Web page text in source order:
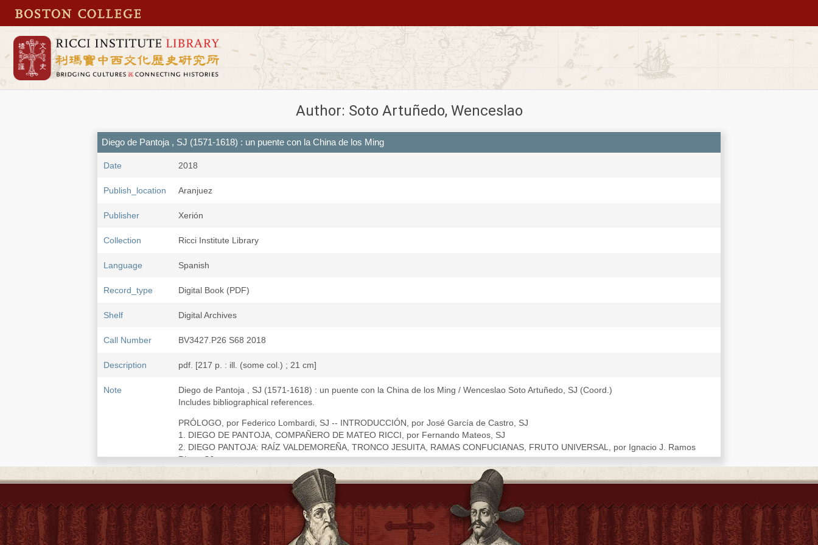
Author: Soto Artuñedo, Wenceslao
Diego de Pantoja , SJ (1571-1618) : un puente con la China de los Ming
Date 2018
Publish_location Aranjuez
Publisher Xerión
Collection Ricci Institute Library
Language Spanish
Record_type Digital Book (PDF)
Shelf Digital Archives
Call Number BV3427.P26 S68 2018
Description pdf. [217 p. : ill. (some col.) ; 21 cm]
Note
Diego de Pantoja , SJ (1571-1618) : un puente con la China de los Ming / Wenceslao Soto Artuñedo, SJ (Coord.)
Includes bibliographical references.
PRÓLOGO, por Federico Lombardi, SJ -- INTRODUCCIÓN, por José García de Castro, SJ
1. DIEGO DE PANTOJA, COMPAÑERO DE MATEO RICCI, por Fernando Mateos, SJ
2. DIEGO PANTOJA: RAÍZ VALDEMOREÑA, TRONCO JESUITA, RAMAS CONFUCIANAS, FRUTO UNIVERSAL, por Ignacio J. Ramos
Riera, SJ
3. EL P. DIEGO DE PANTOJA EN LA CHRONO-HISTORIA DE BARTOLOMÉ ALCÁZAR, por Wenceslao Soto Artuñedo, SJ: Chono-historia
de la Provincia de Toledo de la Compañía e Jesús, por elR.P. Alcázar de la misma Compañía. 1586-1590. Capítulo IV
1. Vocación a la Compañía y a la misión de la China el apostólico padre Diego Pantoja
2. Descripción breve del vastísimo imperio de la China
3. Estado de la cristiandad de la China hasta aquel tiempo y destinación del padre Pantoja para aquella mission
4. Feliz entrada que hace en la Corte de Pekín el padre Matheo Ricci, acompañado del padre Diego de Pantoja